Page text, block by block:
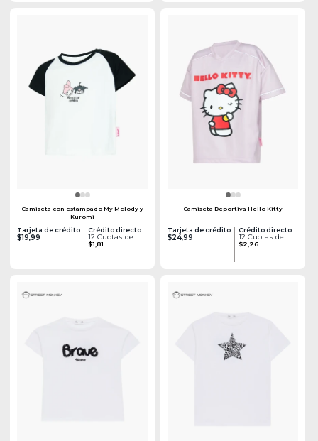
Camiseta con estampado My Melody y
Kuromi
Tarjeta de crédito
$19,99
Crédito directo
12 Cuotas de
$1,81
Camiseta Deportiva Hello Kitty
Tarjeta de crédito
$24,99
Crédito directo
12 Cuotas de
$2,26